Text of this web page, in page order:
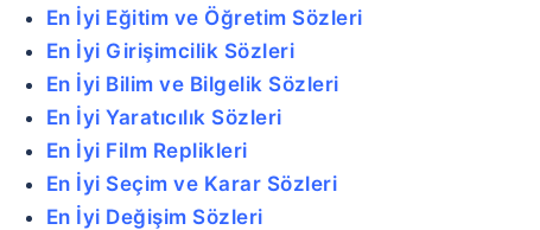
En İyi Eğitim ve Öğretim Sözleri
En İyi Girişimcilik Sözleri
En İyi Bilim ve Bilgelik Sözleri
En İyi Yaratıcılık Sözleri
En İyi Film Replikleri
En İyi Seçim ve Karar Sözleri
En İyi Değişim Sözleri